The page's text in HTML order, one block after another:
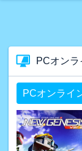
PCオンラ
PCオンライ